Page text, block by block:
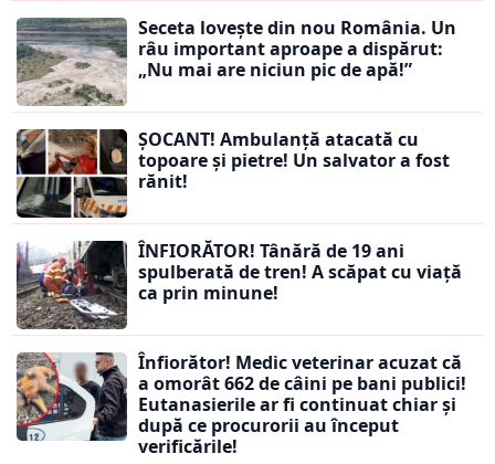
Seceta lovește din nou România. Un
râu important aproape a dispărut:
„Nu mai are niciun pic de apă!”
ȘOCANT! Ambulanță atacată cu
topoare și pietre! Un salvator a fost
rănit!
ÎNFIORĂTOR! Tânără de 19 ani
spulberată de tren! A scăpat cu viață
ca prin minune!
Înfiorător! Medic veterinar acuzat că
a omorât 662 de câini pe bani publici!
Eutanasierile ar fi continuat chiar și
după ce procurorii au început
verificările!